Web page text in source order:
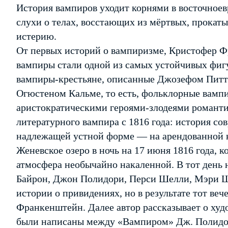
История вампиров уходит корнями в
слухи о телах, восстающих из мёртвых,
истерию.
От первых историй о вампиризме, Кристофер
вампиры стали одной из самых устойчивых
вампиры-крестьяне, описанные Джозефом
Огюстеном Кальме, то есть, фольклорные
аристократическими героями-злодеями
литературного вампира с 1816 года: история
надлежащей устной форме — на арендованной
Женевское озеро в ночь на 17 июня 1816 года,
атмосфера необычайно накаленной. В тот день
Байрон, Джон Полидори, Перси Шелли, Мэри
истории о привидениях, но в результате тот
Франкенштейн. Далее автор рассказывает о
были написаны между «Вампиром» Дж.